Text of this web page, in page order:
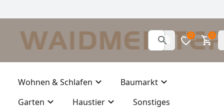
0 0
Wohnen & Schlafen
Baumarkt
Garten
Haustier Sonstiges